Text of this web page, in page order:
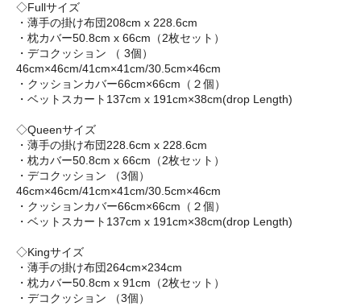
◇Fullサイズ
・薄手の掛け布団208cm x 228.6cm
・枕カバー50.8cm x 66cm（2枚セット）
・デコクッション （ 3個）
46cm×46cm/41cm×41cm/30.5cm×46cm
・クッションカバー66cm×66cm（２個）
・ベットスカート137cm x 191cm×38cm(drop Length)
◇Queenサイズ
・薄手の掛け布団228.6cm x 228.6cm
・枕カバー50.8cm x 66cm（2枚セット）
・デコクッション （3個）
46cm×46cm/41cm×41cm/30.5cm×46cm
・クッションカバー66cm×66cm（２個）
・ベットスカート137cm x 191cm×38cm(drop Length)
◇Kingサイズ
・薄手の掛け布団264cm×234cm
・枕カバー50.8cm x 91cm（2枚セット）
・デコクッション （3個）